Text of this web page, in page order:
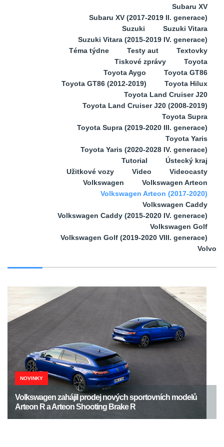
Subaru XV
Subaru XV (2017-2019 II. generace)
Suzuki
Suzuki Vitara
Suzuki Vitara (2015-2019 IV. generace)
Téma týdne
Testy aut
Textovky
Tiskové zprávy
Toyota
Toyota Aygo
Toyota GT86
Toyota GT86 (2012-2019)
Toyota Hilux
Toyota Land Cruiser J20
Toyota Land Cruiser J20 (2008-2019)
Toyota Supra
Toyota Supra (2019-2020 III. generace)
Toyota Yaris
Toyota Yaris (2020-2028 IV. generace)
Tutorial
Ústecký kraj
Užitkové vozy
Video
Videocasty
Volkswagen
Volkswagen Arteon
Volkswagen Arteon (2017-2020)
Volkswagen Caddy
Volkswagen Caddy (2015-2020 IV. generace)
Volkswagen Golf
Volkswagen Golf (2019-2020 VIII. generace)
Volvo
NOVINKY
Volkswagen zahájil prodej nových sportovních modelů
Arteon R a Arteon Shooting Brake R